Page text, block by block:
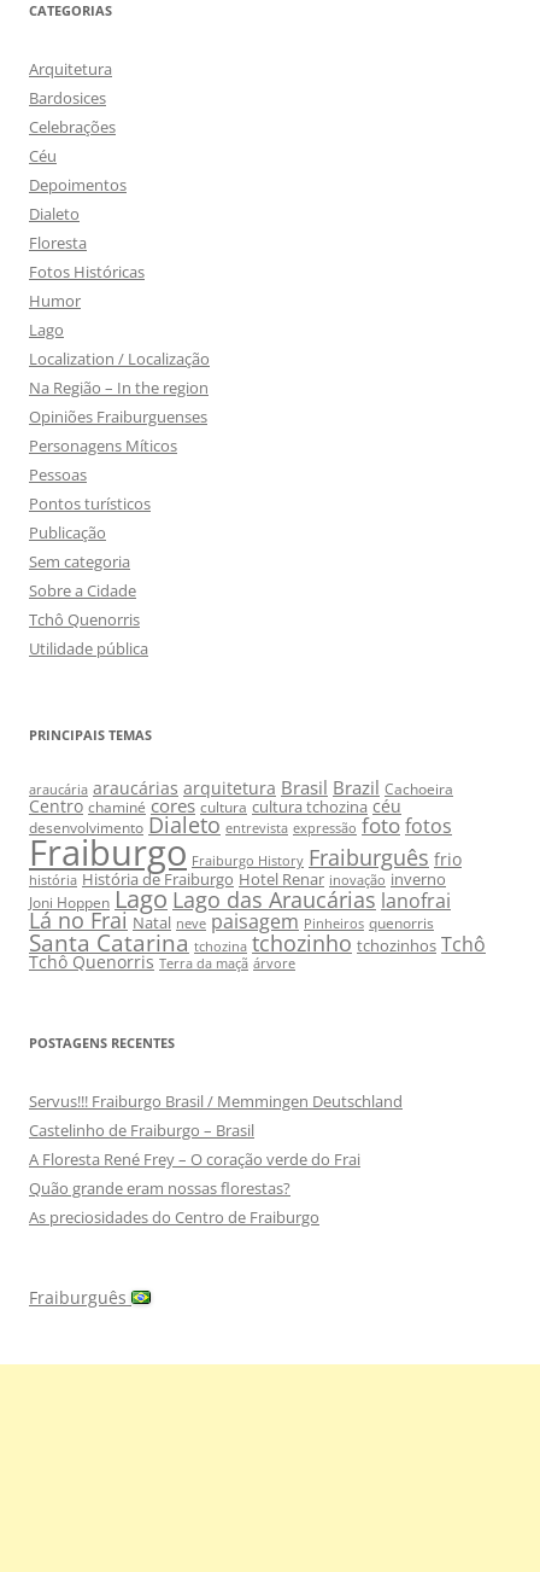
CATEGORIAS
Arquitetura
Bardosices
Celebrações
Céu
Depoimentos
Dialeto
Floresta
Fotos Históricas
Humor
Lago
Localization / Localização
Na Região – In the region
Opiniões Fraiburguenses
Personagens Míticos
Pessoas
Pontos turísticos
Publicação
Sem categoria
Sobre a Cidade
Tchô Quenorris
Utilidade pública
PRINCIPAIS TEMAS
araucária araucárias arquitetura Brasil Brazil Cachoeira
Centro chaminé cores cultura cultura tchozina céu
desenvolvimento Dialeto entrevista expressão fotofotos
Fraiburgo Fraiburgo History Fraiburguês frio
história História de Fraiburgo Hotel Renar inovação inverno
Joni Hoppen Lago Lago das Araucárias lanofrai
Lá no Frai Natal neve paisagem Pinheiros quenorris
Santa Catarina tchozina tchozinho tchozinhos Tchô
Tchô Quenorris Terra da maçã árvore
POSTAGENS RECENTES
Servus!!! Fraiburgo Brasil / Memmingen Deutschland
Castelinho de Fraiburgo – Brasil
A Floresta René Frey – O coração verde do Frai
Quão grande eram nossas florestas?
As preciosidades do Centro de Fraiburgo
Fraiburguês